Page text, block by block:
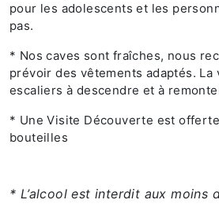
pour les adolescents et les
pas.
* Nos caves sont fraîches, nous
prévoir des vêtements adaptés. La
escaliers à descendre et à
* Une Visite Découverte est offerte
bouteilles
* L’alcool est interdit aux moins